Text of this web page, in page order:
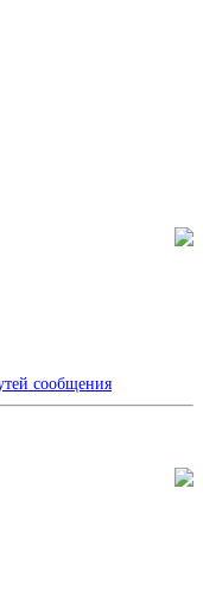
сообщения